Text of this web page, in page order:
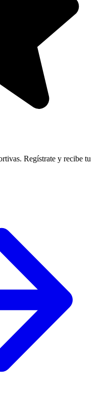
Regístrate y recibe tu